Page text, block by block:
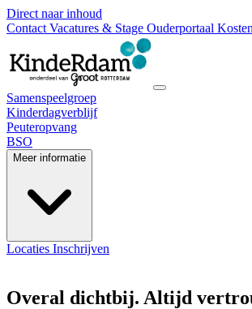
Direct naar inhoud
Contact Vacatures & Stage Ouderportaal
Samenspeelgroep
Kinderdagverblijf
Peuteropvang
BSO
Meer informatie
Locaties Inschrijven
Overal dichtbij. Altijd